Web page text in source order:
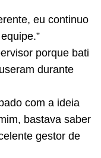
eu continuo
porque bati
durante
com a ideia
bastava saber
gestor de